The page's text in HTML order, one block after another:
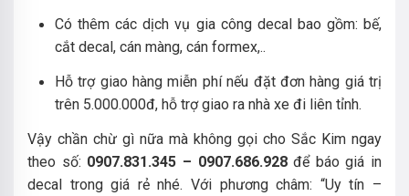
Có thêm các dịch vụ gia công decal bao gồm: bế,
cắt decal, cán màng, cán formex,..
Hỗ trợ giao hàng miễn phí nếu đặt đơn hàng giá trị
trên 5.000.000đ, hỗ trợ giao ra nhà xe đi liên tỉnh.
Vậy chần chừ gì nữa mà không gọi cho Sắc Kim ngay
theo số: 0907.831.345 – 0907.686.928để báo giá in
decal trong giá rẻ nhé. Với phương châm: “Uy tín –